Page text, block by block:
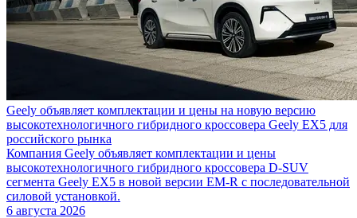
Geely объявляет комплектации и цены на новую версию
высокотехнологичного гибридного кроссовера Geely EX5 для
российского рынка
Компания Geely объявляет комплектации и цены
высокотехнологичного гибридного кроссовера D-SUV
сегмента Geely EX5 в новой версии EM-R с последовательной
силовой установкой.
6 августа 2026